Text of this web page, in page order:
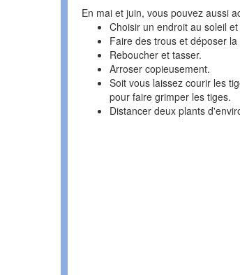
En mai et juin, vous pouvez aussi
Choisir un endroit au soleil
Faire des trous et déposer
Reboucher et tasser.
Arroser copieusement.
Soit vous laissez courir les
pour faire grimper les tiges.
Distancer deux plants